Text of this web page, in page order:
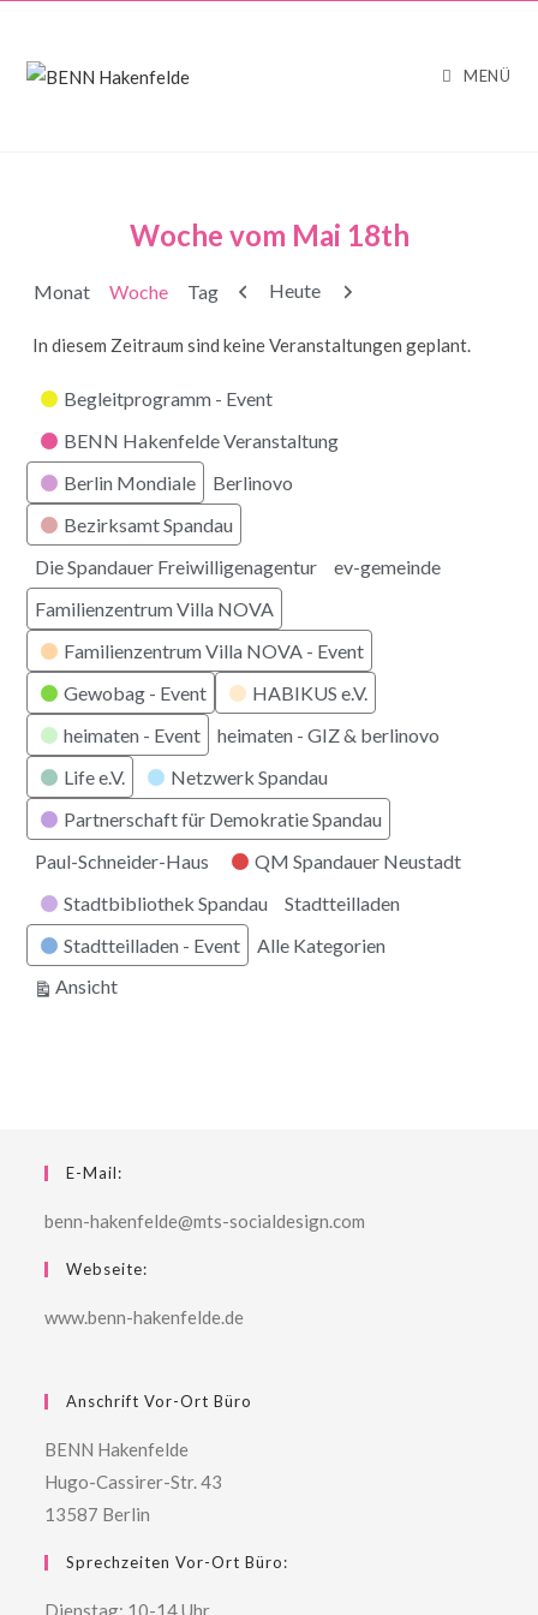
MENÜ
Woche vom Mai 18th
Monat Woche Tag Zurück
Heute Weiter
In diesem Zeitraum sind keine Veranstaltungen geplant.
Kategorien
Begleitprogramm - Event
BENN Hakenfelde Veranstaltung
Berlin Mondiale
Berlinovo
Bezirksamt Spandau
Die Spandauer Freiwilligenagentur
ev-gemeinde
Familienzentrum Villa NOVA
Familienzentrum Villa NOVA - Event
Gewobag - Event
HABIKUS e.V.
heimaten - Event
heimaten - GIZ & berlinovo
Life e.V.
Netzwerk Spandau
Partnerschaft für Demokratie Spandau
Paul-Schneider-Haus
QM Spandauer Neustadt
Stadtbibliothek Spandau
Stadtteilladen
Stadtteilladen - Event
Alle Kategorien
Ansichtausdrucken
E-Mail:
benn-hakenfelde@mts-socialdesign.com
Webseite:
www.benn-hakenfelde.de
Anschrift Vor-Ort Büro
BENN Hakenfelde
Hugo-Cassirer-Str. 43
13587 Berlin
Sprechzeiten Vor-Ort Büro:
Dienstag: 10-14 Uhr